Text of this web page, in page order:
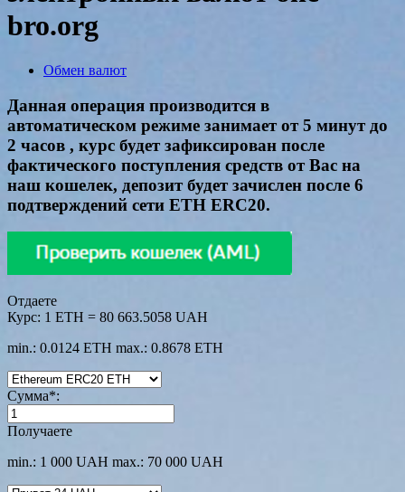
bro.org
Обмен валют
Данная операция производится в
автоматическом режиме занимает от 5 минут до
2 часов , курс будет зафиксирован после
фактического поступления средств от Вас на
наш кошелек, депозит будет зачислен после 6
подтверждений сети ETH ERC20.
Отдаете
Курс: 1 ETH = 80 663.5058 UAH
min.: 0.0124 ETH max.: 0.8678 ETH
Сумма*:
Получаете
min.: 1 000 UAH max.: 70 000 UAH